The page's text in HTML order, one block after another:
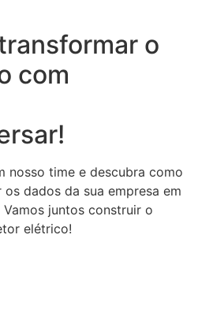
o
com
nosso time e descubra como
dados da sua empresa em
juntos construir o
elétrico!